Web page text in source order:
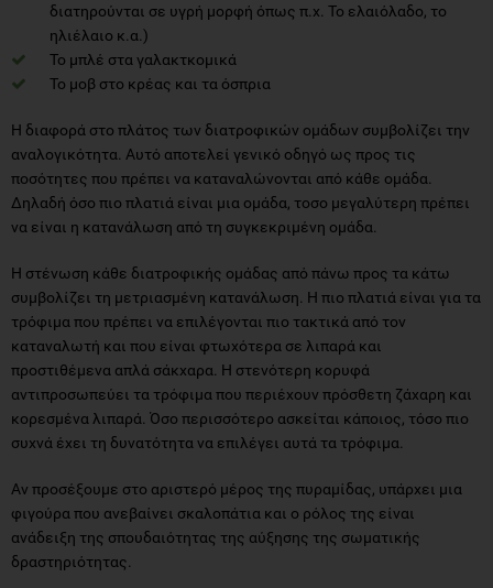
διατηρούνται σε υγρή μορφή όπως π.χ. Το ελαιόλαδο, το
ηλιέλαιο κ.α.)
Το μπλέ στα γαλακτκομικά
Το μοβ στο κρέας και τα όσπρια
Η διαφορά στο πλάτος των διατροφικών ομάδων συμβολίζει την
αναλογικότητα. Αυτό αποτελεί γενικό οδηγό ως προς τις
ποσότητες που πρέπει να καταναλώνονται από κάθε ομάδα.
Δηλαδή όσο πιο πλατιά είναι μια ομάδα, τοσο μεγαλύτερη πρέπει
να είναι η κατανάλωση από τη συγκεκριμένη ομάδα.
Η στένωση κάθε διατροφικής ομάδας από πάνω προς τα κάτω
συμβολίζει τη μετριασμένη κατανάλωση. Η πιο πλατιά είναι για τα
τρόφιμα που πρέπει να επιλέγονται πιο τακτικά από τον
καταναλωτή και που είναι φτωχότερα σε λιπαρά και
προστιθέμενα απλά σάκχαρα. Η στενότερη κορυφά
αντιπροσωπεύει τα τρόφιμα που περιέχουν πρόσθετη ζάχαρη και
κορεσμένα λιπαρά. Όσο περισσότερο ασκείται κάποιος, τόσο πιο
συχνά έχει τη δυνατότητα να επιλέγει αυτά τα τρόφιμα.
Αν προσέξουμε στο αριστερό μέρος της πυραμίδας, υπάρχει μια
φιγούρα που ανεβαίνει σκαλοπάτια και ο ρόλος της είναι
ανάδειξη της σπουδαιότητας της αύξησης της σωματικής
δραστηριότητας.